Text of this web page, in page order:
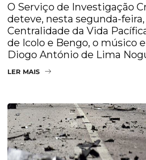
O Serviço de Investigação
deteve, nesta segunda-feira,
Centralidade da Vida
de Icolo e Bengo, o músico
Diogo António de Lima
LER MAIS